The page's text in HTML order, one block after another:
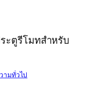
ะตูรีโมทสำหรับ
ามทั่วไป